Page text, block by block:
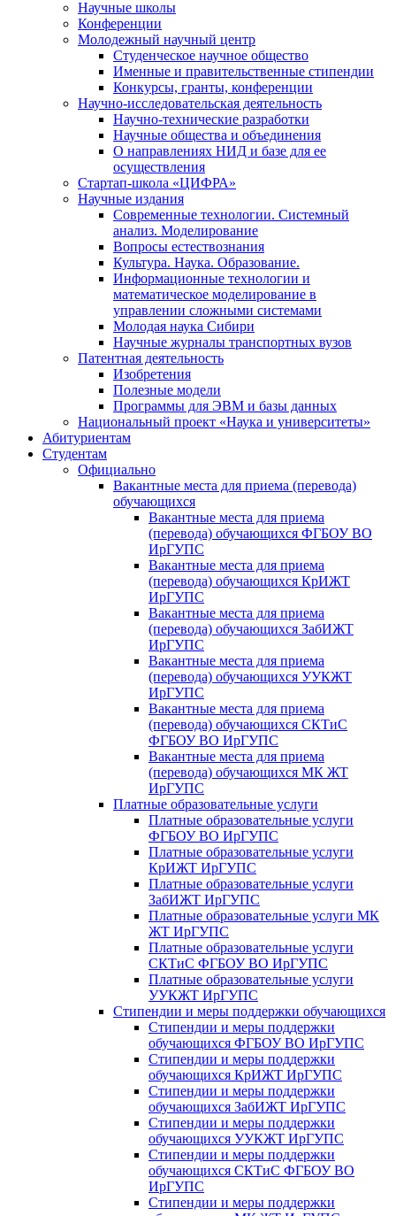
Научные школы
Конференции
Молодежный научный центр
Студенческое научное общество
Именные и правительственные стипендии
Конкурсы, гранты, конференции
Научно-исследовательская деятельность
Научно-технические разработки
Научные общества и объединения
О направлениях НИД и базе для ее
осуществления
Стартап-школа «ЦИФРА»
Научные издания
Современные технологии. Системный
анализ. Моделирование
Вопросы естествознания
Культура. Наука. Образование.
Информационные технологии и
математическое моделирование в
управлении сложными системами
Молодая наука Сибири
Научные журналы транспортных вузов
Патентная деятельность
Изобретения
Полезные модели
Программы для ЭВМ и базы данных
Национальный проект «Наука и университеты»
Абитуриентам
Студентам
Официально
Вакантные места для приема (перевода)
обучающихся
Вакантные места для приема
(перевода) обучающихся ФГБОУ ВО
ИрГУПС
Вакантные места для приема
(перевода) обучающихся КрИЖТ
ИрГУПС
Вакантные места для приема
(перевода) обучающихся ЗабИЖТ
ИрГУПС
Вакантные места для приема
(перевода) обучающихся УУКЖТ
ИрГУПС
Вакантные места для приема
(перевода) обучающихся СКТиС
ФГБОУ ВО ИрГУПС
Вакантные места для приема
(перевода) обучающихся МК ЖТ
ИрГУПС
Платные образовательные услуги
Платные образовательные услуги
ФГБОУ ВО ИрГУПС
Платные образовательные услуги
КрИЖТ ИрГУПС
Платные образовательные услуги
ЗабИЖТ ИрГУПС
Платные образовательные услуги МК
ЖТ ИрГУПС
Платные образовательные услуги
СКТиС ФГБОУ ВО ИрГУПС
Платные образовательные услуги
УУКЖТ ИрГУПС
Стипендии и меры поддержки обучающихся
Стипендии и меры поддержки
обучающихся ФГБОУ ВО ИрГУПС
Стипендии и меры поддержки
обучающихся КрИЖТ ИрГУПС
Стипендии и меры поддержки
обучающихся ЗабИЖТ ИрГУПС
Стипендии и меры поддержки
обучающихся УУКЖТ ИрГУПС
Стипендии и меры поддержки
обучающихся СКТиС ФГБОУ ВО
ИрГУПС
Стипендии и меры поддержки